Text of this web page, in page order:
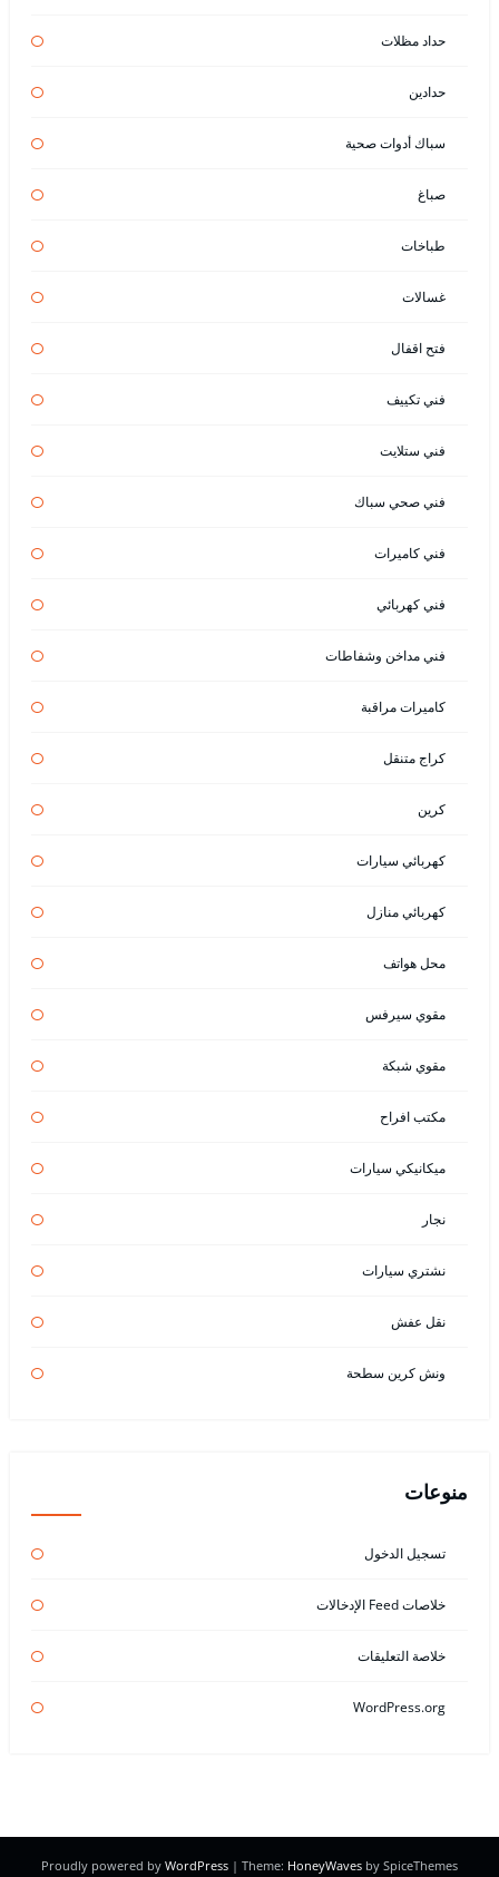
حداد مظلات
حدادين
سباك أدوات صحية
صباغ
طباخات
غسالات
فتح اقفال
فني تكييف
فني ستلايت
فني صحي سباك
فني كاميرات
فني كهربائي
فني مداخن وشفاطات
كاميرات مراقبة
كراج متنقل
كرين
كهربائي سيارات
كهربائي منازل
محل هواتف
مقوي سيرفس
مقوي شبكة
مكتب افراح
ميكانيكي سيارات
نجار
نشتري سيارات
نقل عفش
ونش كرين سطحة
منوعات
تسجيل الدخول
خلاصات Feed الإدخالات
خلاصة التعليقات
WordPress.org
Proudly powered by WordPress | Theme: HoneyWaves by SpiceThemes